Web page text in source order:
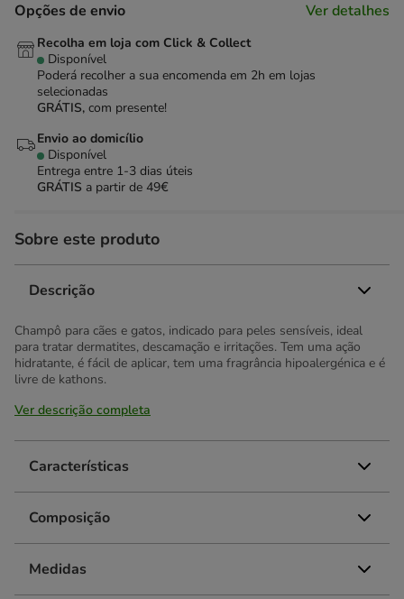
Opções de envio Ver detalhes
Recolha em loja com Click & Collect
Disponível
Poderá recolher a sua encomenda em 2h em lojas
selecionadas
GRÁTIS, com presente!
Envio ao domicílio
Disponível
Entrega entre 1-3 dias úteis
GRÁTIS a partir de 49€
Sobre este produto
Descrição
Champô para cães e gatos, indicado para peles sensíveis, ideal
para tratar dermatites, descamação e irritações. Tem uma ação
hidratante, é fácil de aplicar, tem uma fragrância hipoalergénica e é
livre de kathons.
Ver descrição completa
Características
Composição
Medidas